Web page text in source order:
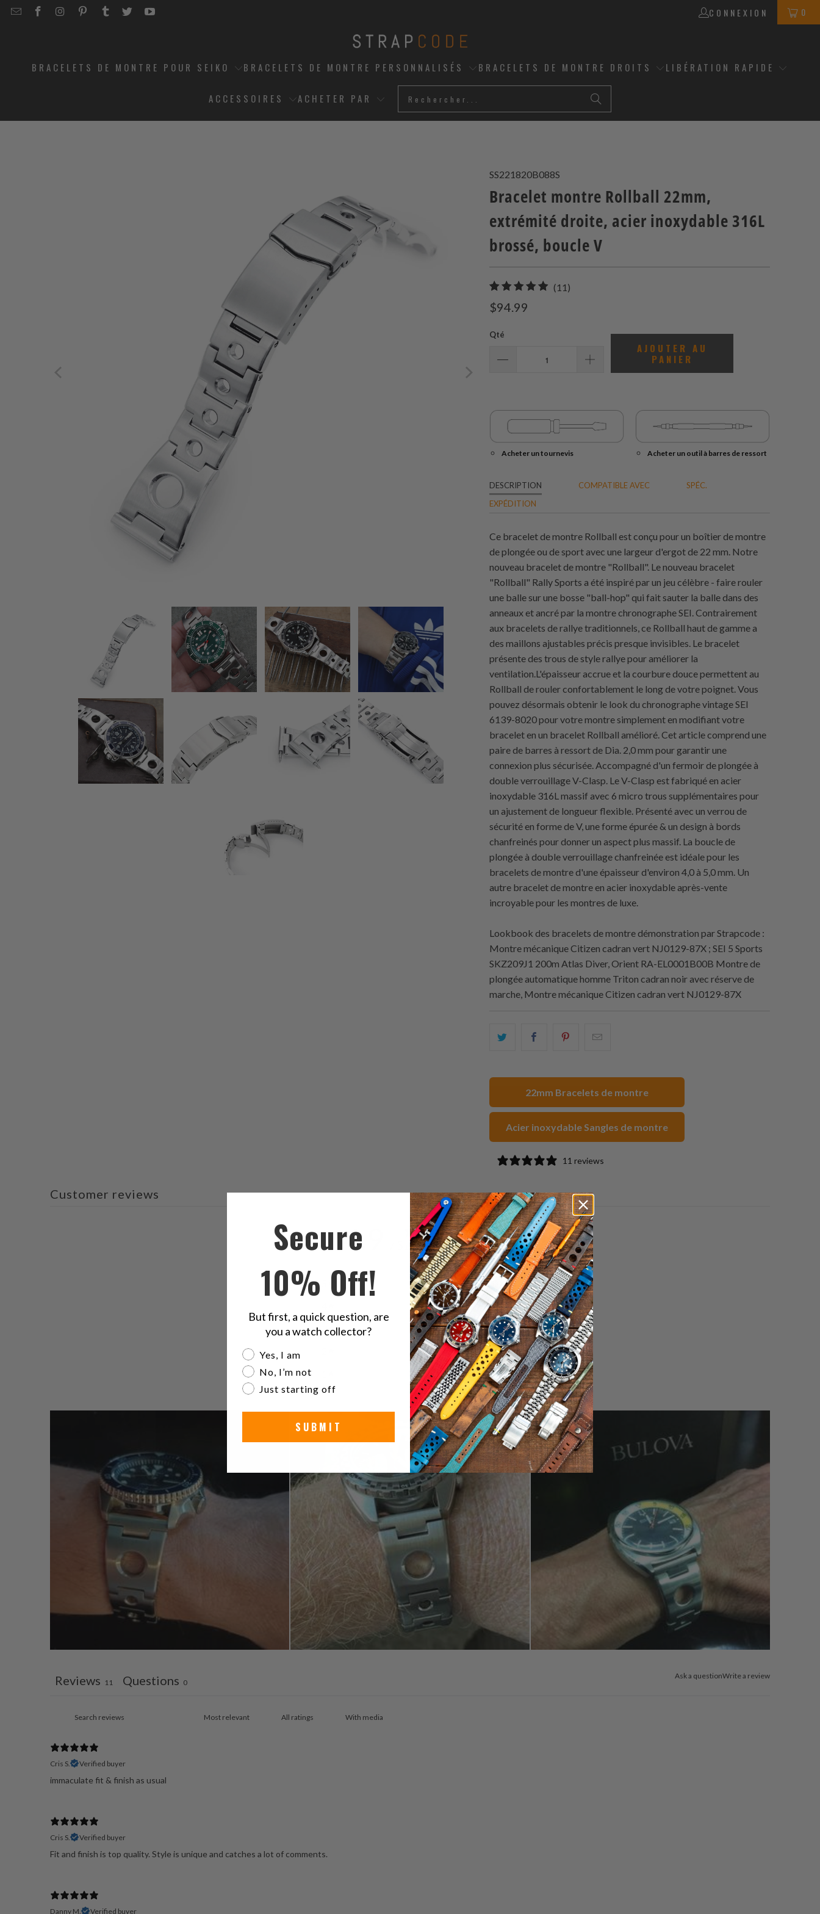
EMAILSTRAPCODE
STRAPCODE
STRAPCODE
STRAPCODE
STRAPCODE
STRAPCODE
CONNEXION 0
BRACELETS DE MONTRE POUR SEIKO BRACELETS DE MONTRE PERSONNALISÉS BRACELETS DE MONTRE DROITS LIBÉRATION RAPIDE
ACCESSOIRES ACHETER PAR
SS221820B088S
Bracelet montre Rollball 22mm,
extrémité droite, acier inoxydable 316L
brossé, boucle V
(11)
$94.99
Qté
AJOUTER AU
PANIER
Acheter un tournevis Acheter un outil à barres de ressort
DESCRIPTION COMPATIBLE AVEC
SPÉC.
EXPÉDITION
Ce bracelet de montre Rollball est conçu pour un boîtier de montre
de plongée ou de sport avec une largeur d'ergot de 22 mm. Notre
nouveau bracelet de montre "Rollball". Le nouveau bracelet
"Rollball" Rally Sports a été inspiré par un jeu célèbre - faire rouler
une balle sur une bosse "ball-hop" qui fait sauter la balle dans des
anneaux et ancré par la montre chronographe SEI. Contrairement
aux bracelets de rallye traditionnels, ce Rollball haut de gamme a
des maillons ajustables précis presque invisibles. Le bracelet
présente des trous de style rallye pour améliorer la
ventilation.L'épaisseur accrue et la courbure douce permettent au
Rollball de rouler confortablement le long de votre poignet. Vous
pouvez désormais obtenir le look du chronographe vintage SEI
6139-8020 pour votre montre simplement en modifiant votre
bracelet en un bracelet Rollball amélioré. Cet article comprend une
paire de barres à ressort de Dia. 2,0 mm pour garantir une
connexion plus sécurisée. Accompagné d'un fermoir de plongée à
double verrouillage V-Clasp. Le V-Clasp est fabriqué en acier
inoxydable 316L massif avec 6 micro trous supplémentaires pour
un ajustement de longueur flexible. Présenté avec un verrou de
sécurité en forme de V, une forme épurée & un design à bords
chanfreinés pour donner un aspect plus massif. La boucle de
plongée à double verrouillage chanfreinée est idéale pour les
bracelets de montre d'une épaisseur d'environ 4,0 à 5,0 mm. Un
autre bracelet de montre en acier inoxydable après-vente
incroyable pour les montres de luxe.
Lookbook des bracelets de montre démonstration parStrapcode :
Montre mécanique Citizen cadran vert NJ0129-87X ; SEI 5 Sports
SKZ209J1 200m Atlas Diver, Orient RA-EL0001B00B Montre de
plongée automatique homme Triton cadran noir avec réserve de
marche, Montre mécanique Citizen cadran vert NJ0129-87X
Partagez Partager Partagez
ami
22mm Bracelets de montre
Acier inoxydable Sangles de montre
11 reviews
Customer reviews
4.9 11 reviews
91%
9%
3
0%
0%
0%
Ask a questionWrite a review
Reviews 11 Questions 0
With media
Cris S. Verified buyer
immaculate fit & finish as usual
Cris S. Verified buyer
Fit and finish is top quality. Style is unique and catches a lot of comments.
Danny M. Verified buyer
Secure
10% Off!
But first, a quick question, are
you a watch collector?
Are you a watch collector?
Yes, I am
No, I’m not
Just starting off
SUBMIT